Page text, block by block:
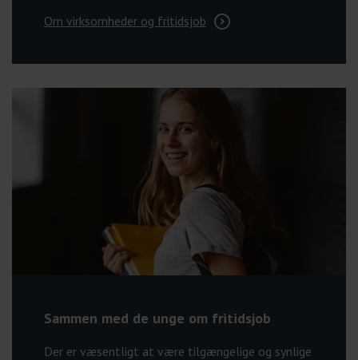
Om virksomheder og fritidsjob
Sammen med de unge om fritidsjob
Der er væsentligt at være tilgængelige og synlige